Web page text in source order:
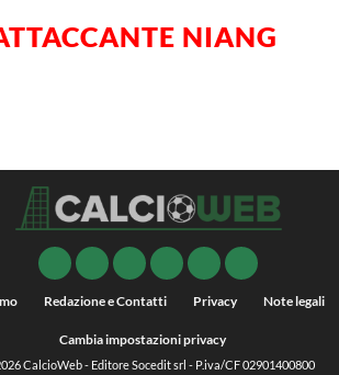
NIANG
Redazione e Contatti Privacy Note legali
Cambia impostazioni privacy
CalcioWeb- Editore Socedit srl - P.iva/CF 02901400800